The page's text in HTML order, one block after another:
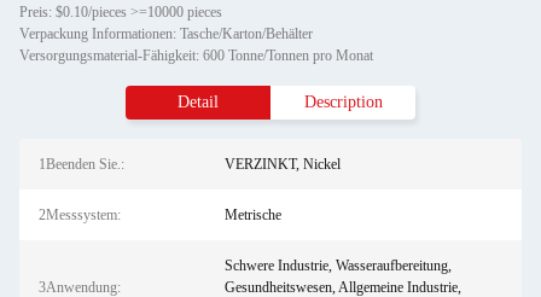
Preis: $0.10/pieces >=10000 pieces
Verpackung Informationen: Tasche/Karton/Behälter
Versorgungsmaterial-Fähigkeit: 600 Tonne/Tonnen pro Monat
Detail Description
1Beenden Sie.: VERZINKT, Nickel
2Messsystem: Metrische
3Anwendung:
Schwere Industrie, Wasseraufbereitung,
Gesundheitswesen, Allgemeine Industrie,